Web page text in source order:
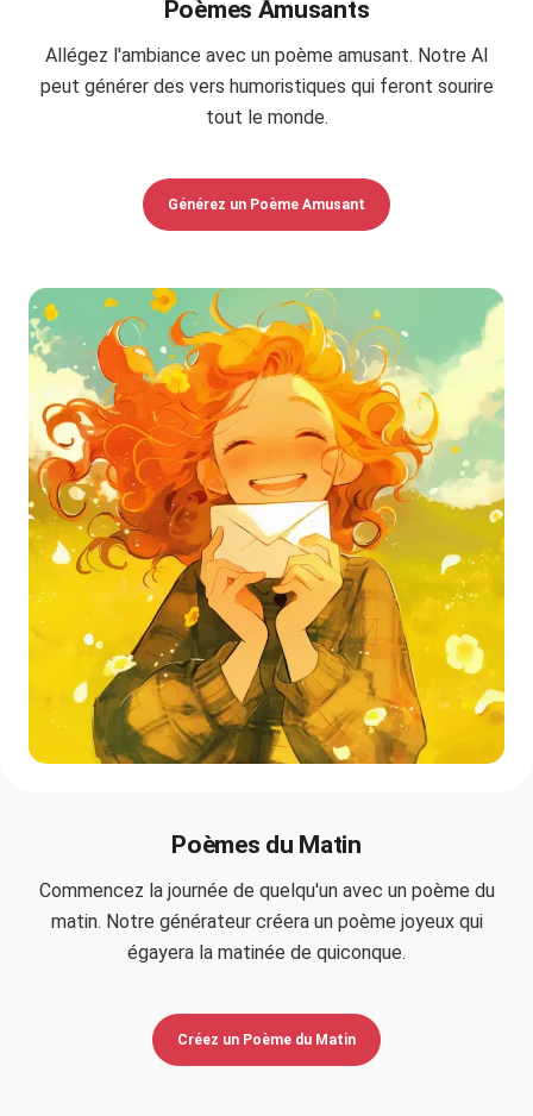
Poèmes Amusants
Allégez l'ambiance avec un poème amusant. Notre AI
peut générer des vers humoristiques qui feront sourire
tout le monde.
Générez un Poème Amusant
Poèmes du Matin
Commencez la journée de quelqu'un avec un poème du
matin. Notre générateur créera un poème joyeux qui
égayera la matinée de quiconque.
Créez un Poème du Matin